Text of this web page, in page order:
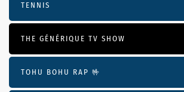
TENNIS
THE GÉNÉRIQUE TV SHOW
TOHU BOHU RAP 🤟